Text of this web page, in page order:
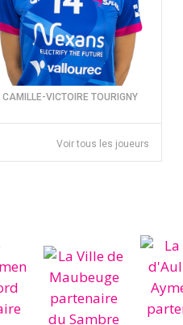
CAMILLE-VICTOIRE TOURIGNY
Voir tous les joueurs